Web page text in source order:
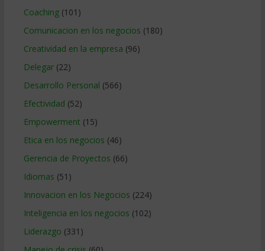
Coaching(101)
Comunicacion en los negocios (180)
Creatividad en la empresa (96)
Delegar(22)
Desarrollo Personal (566)
Efectividad (52)
Empowerment (15)
Etica en los negocios (46)
Gerencia de Proyectos (66)
Idiomas (51)
Innovacion en los Negocios (224)
Inteligencia en los negocios (102)
Liderazgo (331)